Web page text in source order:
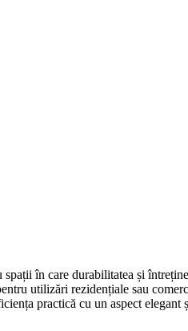
în care durabilitatea și
utilizări rezidențiale sau
practică cu un aspect elegant